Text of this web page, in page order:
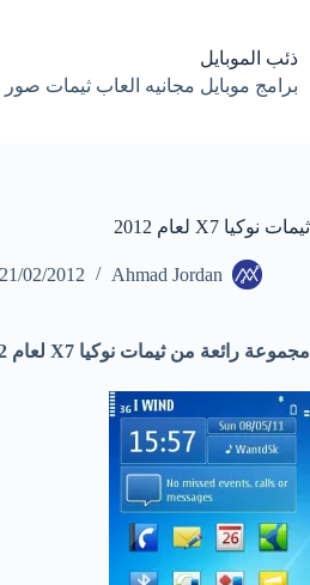
المحتوى
ذئب الموبايل
برامج موبايل مجانيه العاب ثيمات
ثيمات نوكيا X7 لعام 2012
Ahmad Jordan
21/02/2012
مجموعة رائعة من ثيمات نوكيا X7 لعام 2012 :